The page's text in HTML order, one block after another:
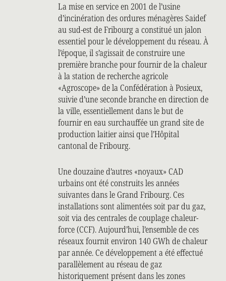
La mise en service en 2001 de l’usine
d’incinération des ordures ménagères Saidef
au sud-est de Fribourg a constitué un jalon
essentiel pour le développement du réseau. À
l’époque, il s’agissait de construire une
première branche pour fournir de la chaleur
à la station de recherche agricole
«Agroscope» de la Confédération à Posieux,
suivie d’une seconde branche en direction de
la ville, essentiellement dans le but de
fournir en eau surchauffée un grand site de
production laitier ainsi que l’Hôpital
cantonal de Fribourg.
Une douzaine d’autres «noyaux» CAD
urbains ont été construits les années
suivantes dans le Grand Fribourg. Ces
installations sont alimentées soit par du gaz,
soit via des centrales de couplage chaleur-
force (CCF). Aujourd’hui, l’ensemble de ces
réseaux fournit environ 140 GWh de chaleur
par année. Ce développement a été effectué
parallèlement au réseau de gaz
historiquement présent dans les zones